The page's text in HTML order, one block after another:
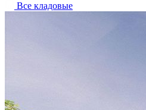
Все кладовые